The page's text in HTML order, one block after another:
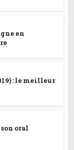
en
: le meilleur
oral